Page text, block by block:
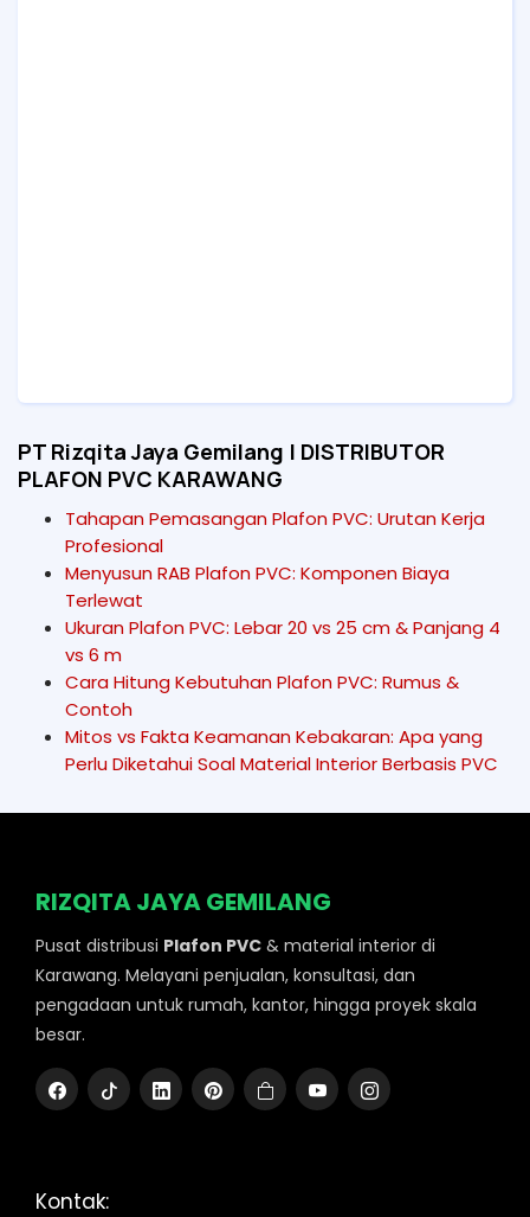
PT Rizqita Jaya Gemilang | DISTRIBUTOR
PLAFON PVC KARAWANG
Tahapan Pemasangan Plafon PVC: Urutan Kerja
Profesional
Menyusun RAB Plafon PVC: Komponen Biaya
Terlewat
Ukuran Plafon PVC: Lebar 20 vs 25 cm & Panjang 4
vs 6 m
Cara Hitung Kebutuhan Plafon PVC: Rumus &
Contoh
Mitos vs Fakta Keamanan Kebakaran: Apa yang
Perlu Diketahui Soal Material Interior Berbasis PVC
RIZQITA JAYA GEMILANG
Pusat distribusi Plafon PVC & material interior di
Karawang. Melayani penjualan, konsultasi, dan
pengadaan untuk rumah, kantor, hingga proyek skala
besar.
Kontak: